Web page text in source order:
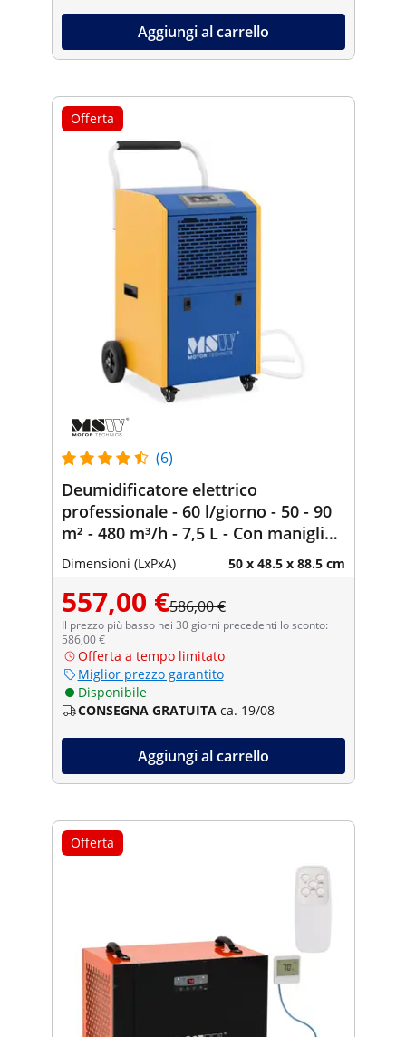
Aggiungi al carrello
Offerta
(6)
Deumidificatore elettrico
professionale - 60 l/giorno - 50 - 90
m² - 480 m³/h - 7,5 L - Con maniglia -
Pro Series
Dimensioni (LxPxA) 50 x 48.5 x 88.5 cm
557,00 €586,00 €
Il prezzo più basso nei 30 giorni precedenti lo sconto:
586,00 €
Offerta a tempo limitato
Miglior prezzo garantito
Disponibile
CONSEGNA GRATUITA ca. 19/08
Aggiungi al carrello
Offerta